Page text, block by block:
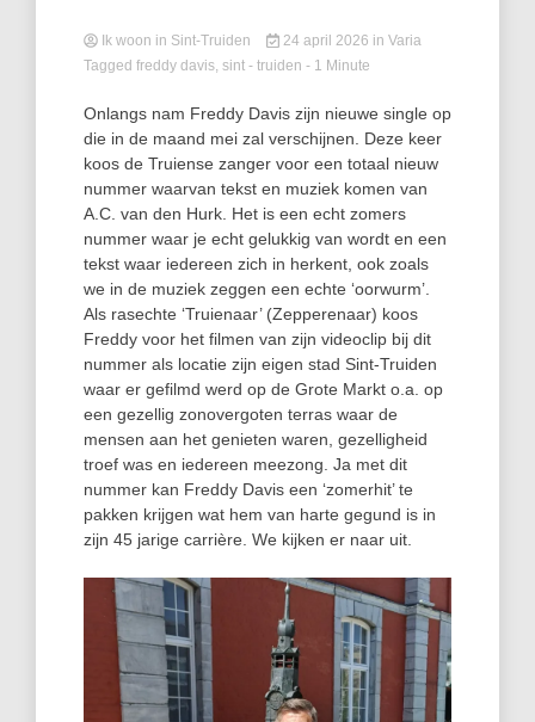
Ik woon in Sint-Truiden 24 april 2026 in Varia
Tagged freddy davis, sint - truiden - 1 Minute
Onlangs nam Freddy Davis zijn nieuwe single op
die in de maand mei zal verschijnen. Deze keer
koos de Truiense zanger voor een totaal nieuw
nummer waarvan tekst en muziek komen van
A.C. van den Hurk. Het is een echt zomers
nummer waar je echt gelukkig van wordt en een
tekst waar iedereen zich in herkent, ook zoals
we in de muziek zeggen een echte ‘oorwurm’.
Als rasechte ‘Truienaar’ (Zepperenaar) koos
Freddy voor het filmen van zijn videoclip bij dit
nummer als locatie zijn eigen stad Sint-Truiden
waar er gefilmd werd op de Grote Markt o.a. op
een gezellig zonovergoten terras waar de
mensen aan het genieten waren, gezelligheid
troef was en iedereen meezong. Ja met dit
nummer kan Freddy Davis een ‘zomerhit’ te
pakken krijgen wat hem van harte gegund is in
zijn 45 jarige carrière. We kijken er naar uit.